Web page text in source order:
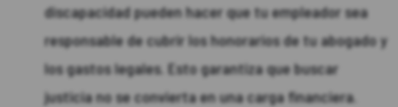
discapacidad pueden hacer que tu empleador sea
responsable de cubrir los honorarios de tu abogado y
los gastos legales. Esto garantiza que buscar
justicia no se convierta en una carga financiera.